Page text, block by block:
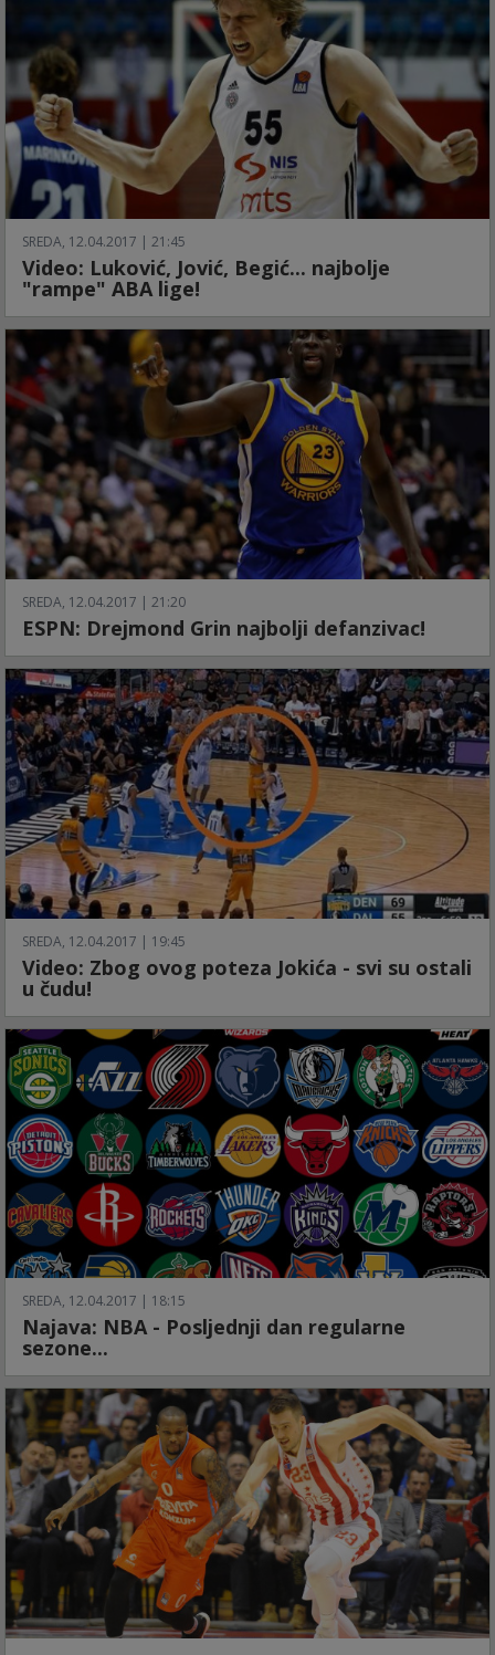
SREDA, 12.04.2017 | 21:45
Video: Luković, Jović, Begić... najbolje
"rampe" ABA lige!
SREDA, 12.04.2017 | 21:20
ESPN: Drejmond Grin najbolji defanzivac!
SREDA, 12.04.2017 | 19:45
Video: Zbog ovog poteza Jokića - svi su ostali
u čudu!
SREDA, 12.04.2017 | 18:15
Najava: NBA - Posljednji dan regularne
sezone...